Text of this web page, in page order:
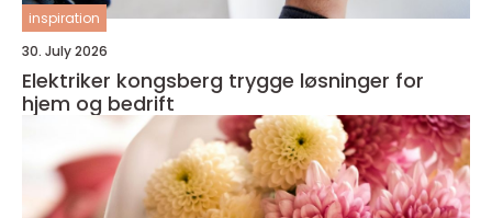
inspiration
30. July 2026
Elektriker kongsberg trygge løsninger for
hjem og bedrift